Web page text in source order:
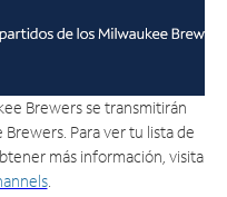
Brewers se transmitirán
Para ver tu lista de
más información, visita
.